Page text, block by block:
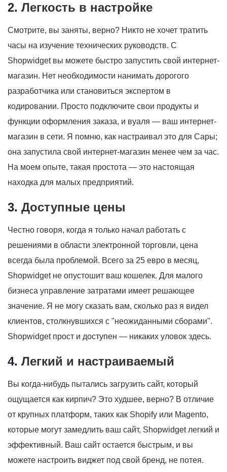
2. Легкость в настройке
Смотрите, вы заняты, верно? Никто не хочет тратить
часы на изучение технических руководств. С
Shopwidget вы можете быстро запустить свой интернет-
магазин. Нет необходимости нанимать дорогого
разработчика или становиться экспертом в
кодировании. Просто подключите свои продукты и
функции оформления заказа, и вуаля — ваш интернет-
магазин в сети. Я помню, как настраивал это для Сары;
она запустила свой интернет-магазин менее чем за час.
На моем опыте, такая простота — это настоящая
находка для малых предприятий.
3. Доступные цены
Честно говоря, когда я только начал работать с
решениями в области электронной торговли, цена
всегда была проблемой. Всего за 25 евро в месяц,
Shopwidget не опустошит ваш кошелек. Для малого
бизнеса управление затратами имеет решающее
значение. Я не могу сказать вам, сколько раз я видел
клиентов, столкнувшихся с "неожиданными сборами".
Shopwidget прост и доступен — никаких уловок здесь.
4. Легкий и настраиваемый
Вы когда-нибудь пытались загрузить сайт, который
ощущается как кирпич? Это худшее, верно? В отличие
от крупных платформ, таких как Shopify или Magento,
которые могут замедлить ваш сайт, Shopwidget легкий и
эффективный. Ваш сайт остается быстрым, и вы
можете настроить виджет под свой бренд, не потея.